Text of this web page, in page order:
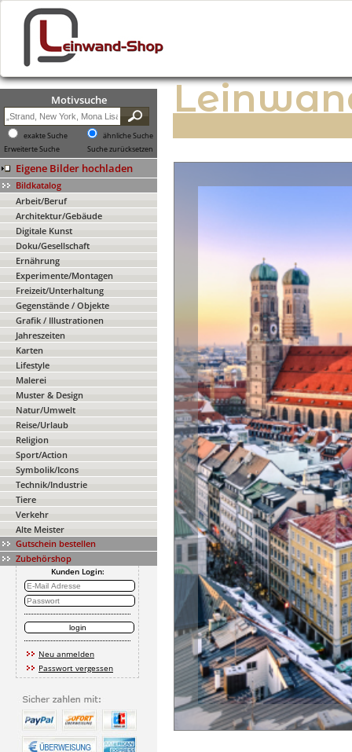
Motivsuche
exakte Suche
ähnliche Suche
Erweiterte Suche
Suche zurücksetzen
Eigene Bilder hochladen
Bildkatalog
Arbeit/Beruf
Architektur/Gebäude
Digitale Kunst
Doku/Gesellschaft
Ernährung
Experimente/Montagen
Freizeit/Unterhaltung
Gegenstände / Objekte
Grafik / Illustrationen
Jahreszeiten
Karten
Lifestyle
Malerei
Muster & Design
Natur/Umwelt
Reise/Urlaub
Religion
Sport/Action
Symbolik/Icons
Technik/Industrie
Tiere
Verkehr
Alte Meister
Gutschein bestellen
Zubehörshop
Kunden Login:
Neu anmelden
Passwort vergessen